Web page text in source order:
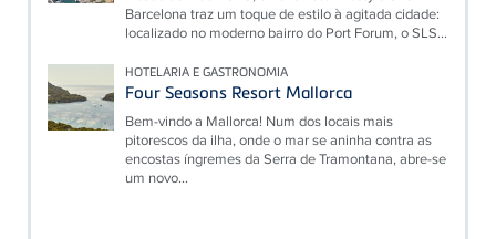
Barcelona traz um toque de estilo à agitada cidade:
localizado no moderno bairro do Port Forum, o SLS...
HOTELARIA E GASTRONOMIA
Four Seasons Resort Mallorca
Bem-vindo a Mallorca! Num dos locais mais
pitorescos da ilha, onde o mar se aninha contra as
encostas íngremes da Serra de Tramontana, abre-se
um novo...